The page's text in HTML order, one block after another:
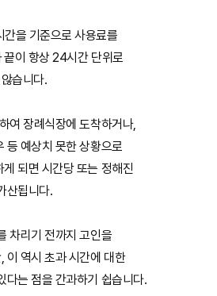
을 기준으로 사용료를
끝이 항상 24시간 단위로
습니다.
여 장례식장에 도착하거나,
등 예상치 못한 상황으로
되면 시간당 또는 정해진
산됩니다.
차리기 전까지 고인을
이 역시 초과 시간에 대한
다는 점을 간과하기 쉽습니다.